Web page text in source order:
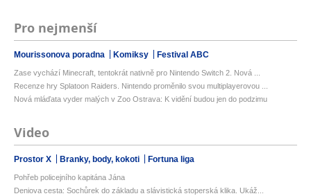
Pro nejmenší
Mourissonova poradna Komiksy Festival ABC
Zase vychází Minecraft, tentokrát nativně pro Nintendo Switch 2. Nová ...
Recenze hry Splatoon Raiders. Nintendo proměnilo svou multiplayerovou ...
Nová mláďata vyder malých v Zoo Ostrava: K vidění budou jen do podzimu
Video
Prostor X Branky, body, kokoti Fortuna liga
Pohřeb policejního kapitána Jána
Deniova cesta: Sochůrek do základu a slávistická stoperská klika. Ukáž...